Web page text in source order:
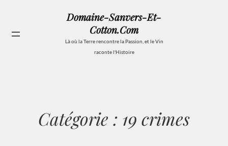
contenu
Domaine-Sanvers-Et-
Cotton.com
Là où la Terre rencontre la Passion, et le Vin
raconte l'Histoire
Catégorie : 19 crimes